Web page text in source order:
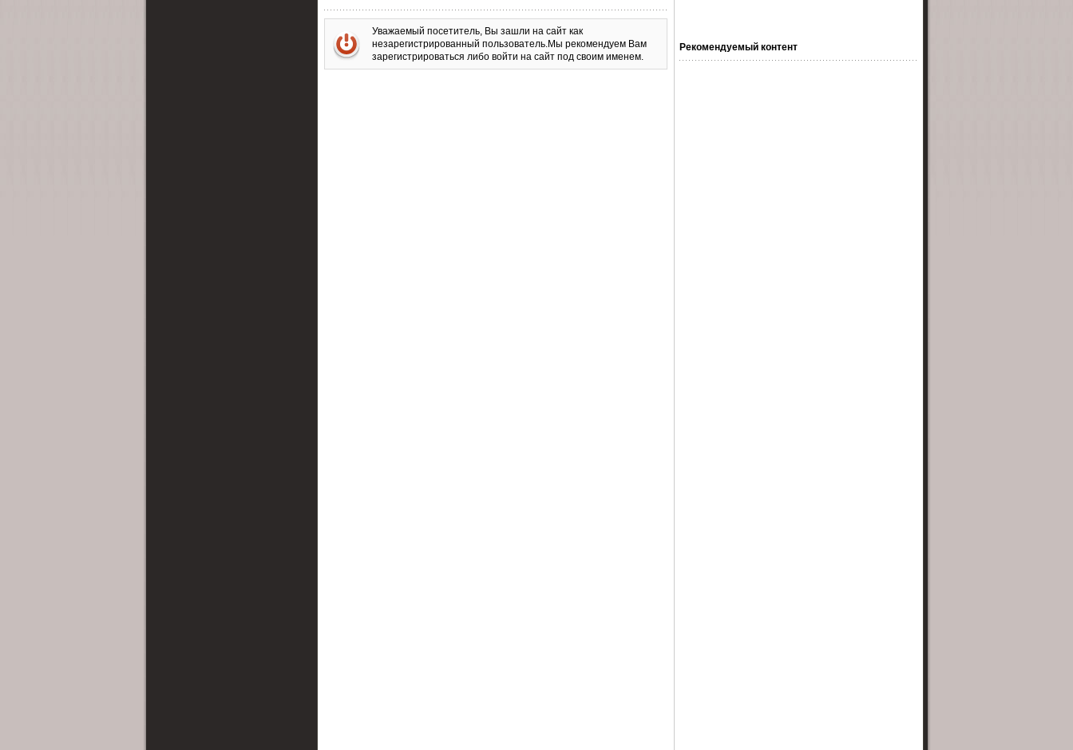
Рекомендуемый контент
Уважаемый посетитель, Вы зашли на сайт как
незарегистрированный пользователь.Мы рекомендуем Вам
зарегистрироваться либо войти на сайт под своим именем.